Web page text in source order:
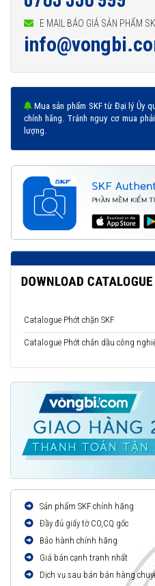
E MAIL BÁO GIÁ SẢN PHẨM
Mua sản phẩm SKF từ Đại lý Ủy
chính hãng. Tránh nguy cơ mua
lượng.
Catalogue Phớt chặn SKF
Catalogue Phớt chắn dầu công
Sản phẩm SKF chính hãng
Đầy đủ giấy tờ CO,CQ gốc
Bảo hành chính hãng
Giá bán cạnh tranh nhất
Dịch vụ sau bán bán hàng